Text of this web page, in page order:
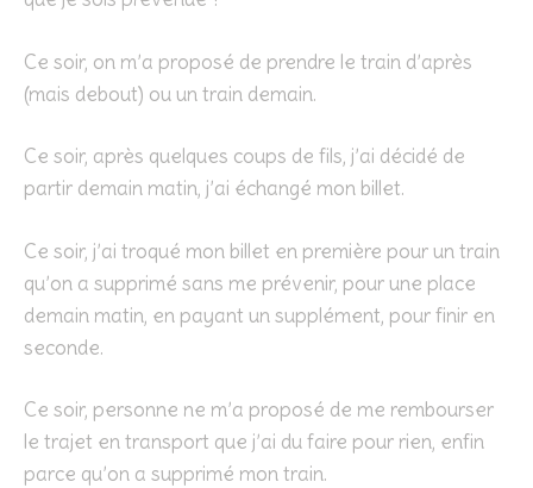
Ce soir, on m’a proposé de prendre le train d’après
(mais debout) ou un train demain.
Ce soir, après quelques coups de fils, j’ai décidé de
partir demain matin, j’ai échangé mon billet.
Ce soir, j’ai troqué mon billet en première pour un train
qu’on a supprimé sans me prévenir, pour une place
demain matin, en payant un supplément, pour finir en
seconde.
Ce soir, personne ne m’a proposé de me rembourser
le trajet en transport que j’ai du faire pour rien, enfin
parce qu’on a supprimé mon train.